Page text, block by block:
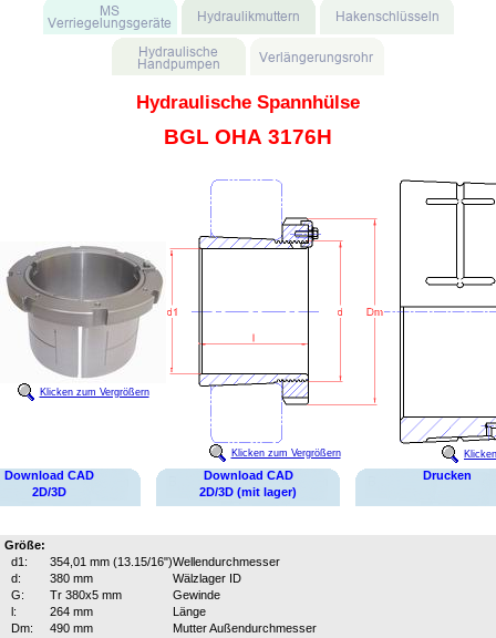
Hydraulische Spannhülse
BGL OHA 3176H
Klicken zum Vergrößern
Klicken zum Vergrößern
Download CAD
2D/3D
Download CAD
2D/3D (mit lager)
Drucken
Größe:
d1:
354,01 mm (13.15/16")Wellendurchmesser
d:
380 mm
Wälzlager ID
G:
Tr 380x5 mm
Gewinde
l:
264 mm
Länge
Dm:
490 mm
Mutter Außendurchmesser